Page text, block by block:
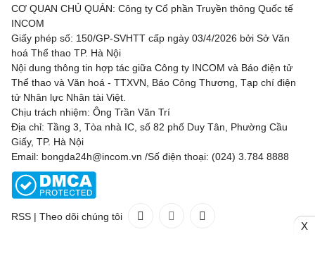
CƠ QUAN CHỦ QUẢN: Công ty Cổ phần Truyền thông Quốc tế
INCOM
Giấy phép số: 150/GP-SVHTT cấp ngày 03/4/2026 bởi Sở Văn
hoá Thể thao TP. Hà Nội
Nội dung thông tin hợp tác giữa Công ty INCOM và Báo điện tử
Thể thao và Văn hoá - TTXVN, Báo Công Thương, Tạp chí điện
tử Nhân lực Nhân tài Việt.
Chịu trách nhiệm: Ông Trần Văn Trí
Địa chỉ: Tầng 3, Tòa nhà IC, số 82 phố Duy Tân, Phường Cầu
Giấy, TP. Hà Nội
Email: bongda24h@incom.vn /Số điện thoại: (024) 3.784 8888
RSS | Theo dõi chúng tôi
X